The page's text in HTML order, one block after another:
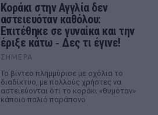
Kοράκι στην Αγγλία δεν
αστειευόταν καθόλου:
Επιτέθηκε σε γυναίκα και την
έριξε κάτω ‑ Δες τι έγινε!
ΣΉΜΕΡΑ
Το βίντεο πλημμύρισε με σχόλια το
διαδίκτυο, με πολλούς χρήστες να
αστειεύονται ότι το κοράκι «θυμόταν»
κάποιο παλιό παράπονο